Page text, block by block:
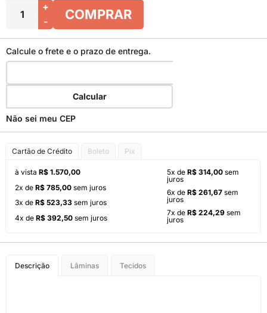
+
-
COMPRAR
Calcule o frete e o prazo de entrega.
Calcular
Não sei meu CEP
Cartão de Crédito Boleto Pix
à vista R$ 1.570,00
2x de R$ 785,00 sem juros
3x de R$ 523,33 sem juros
4x de R$ 392,50 sem juros
5x de R$ 314,00 sem
juros
6x de R$ 261,67 sem
juros
7x de R$ 224,29 sem
juros
Descrição Lâminas Tecidos